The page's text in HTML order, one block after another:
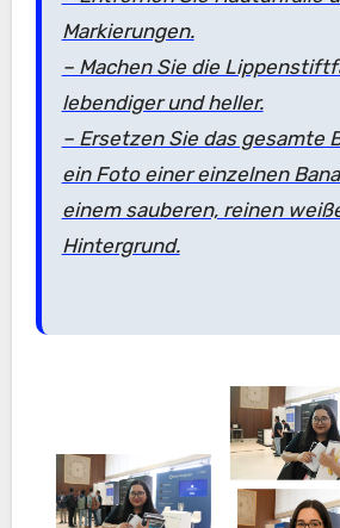
Markierungen.
– Machen Sie die
lebendiger und heller.
– Ersetzen Sie das gesamte
ein Foto einer einzelnen
einem sauberen, reinen
Hintergrund.